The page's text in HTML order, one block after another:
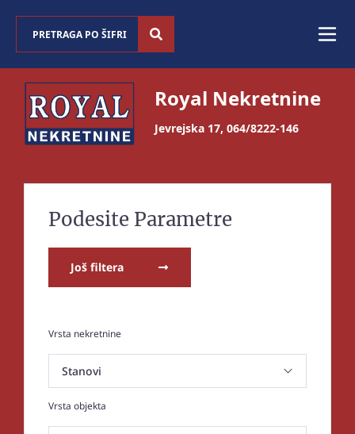
Royal Nekretnine
Jevrejska 17, 064/8222-146
Podesite Parametre
Još filtera
Vrsta nekretnine
Vrsta objekta